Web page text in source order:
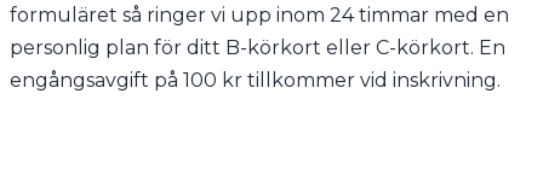
formuläret så ringer vi upp inom 24 timmar med en
personlig plan för ditt B-körkort eller C-körkort. En
engångsavgift på 100 kr tillkommer vid inskrivning.